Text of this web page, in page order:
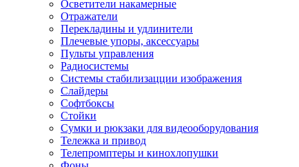
Осветители накамерные
Отражатели
Перекладины и удлинители
Плечевые упоры, аксессуары
Пульты управления
Радиосистемы
Системы стабилизацции изображения
Слайдеры
Софтбоксы
Стойки
Сумки и рюкзаки для видеооборудования
Тележка и привод
Телепромптеры и кинохлопушки